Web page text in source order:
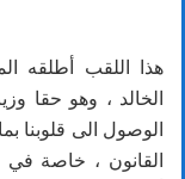
بقلم
هذا اللقب أطلقه
الخالد ، وهو حقا
الوصول الى قلوبنا
القانون ، خاصة في